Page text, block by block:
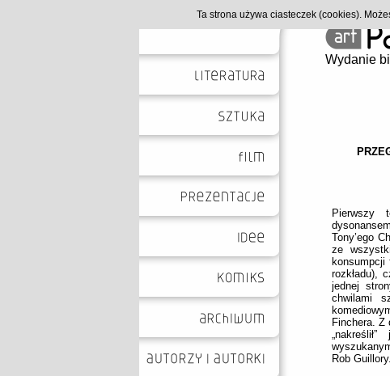
Wydanie
Pierwszy
Tony’ego
ze
konsumpcji
rozkładu),
jednej
chwilami
Finchera. Z
Rob Guillory.
Ta strona używa ciasteczek (cookies).